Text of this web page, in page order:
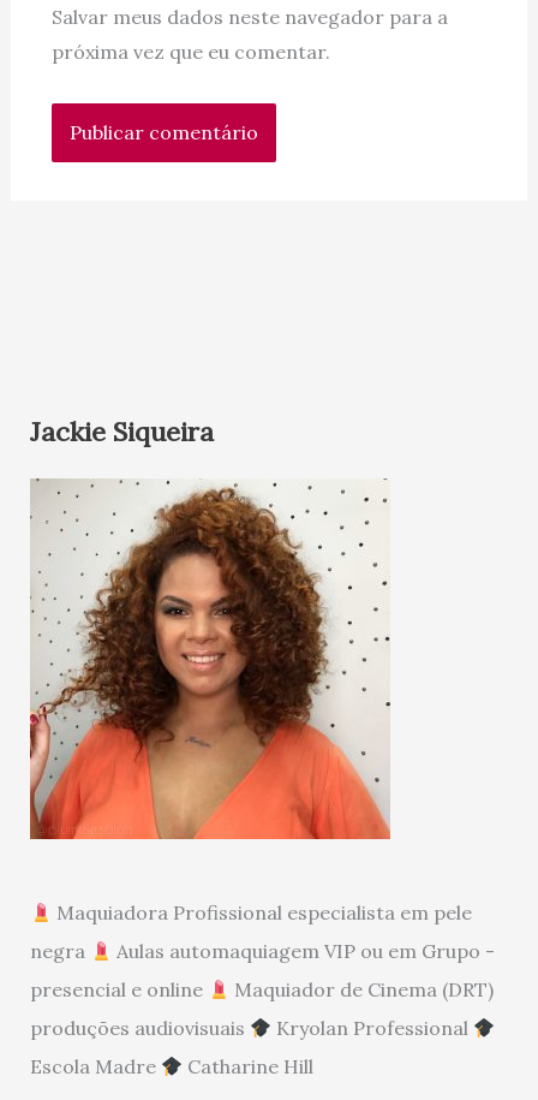
Salvar meus dados neste navegador para a
próxima vez que eu comentar.
Jackie Siqueira
Maquiadora Profissional especialista em pele
negra
Aulas automaquiagem VIP ou em Grupo -
presencial e online
Maquiador de Cinema (DRT)
produções audiovisuais
Kryolan Professional
Escola Madre
Catharine Hill